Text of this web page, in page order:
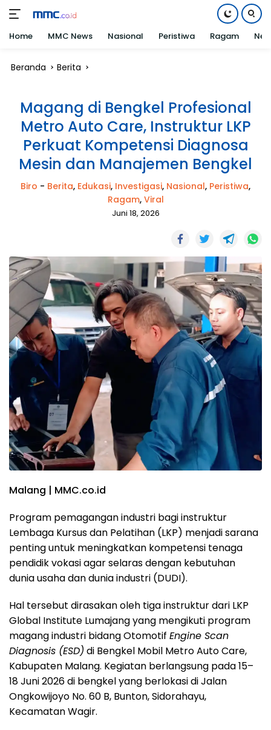
Home MMC News Nasional Peristiwa Ragam
Beranda Berita
Magang di Bengkel Profesional
Metro Auto Care, Instruktur LKP
Perkuat Kompetensi Diagnosa
Mesin dan Manajemen Bengkel
Biro - Berita, Edukasi, Investigasi, Nasional, Peristiwa,
Ragam, Viral
Juni 18, 2026
Malang | MMC.co.id
Program pemagangan industri bagi instruktur
Lembaga Kursus dan Pelatihan (LKP) menjadi sarana
penting untuk meningkatkan kompetensi tenaga
pendidik vokasi agar selaras dengan kebutuhan
dunia usaha dan dunia industri (DUDI).
Hal tersebut dirasakan oleh tiga instruktur dari LKP
Global Institute Lumajang yang mengikuti program
magang industri bidang Otomotif Engine Scan
Diagnosis (ESD) di Bengkel Mobil Metro Auto Care,
Kabupaten Malang. Kegiatan berlangsung pada 15–
18 Juni 2026 di bengkel yang berlokasi di Jalan
Ongkowijoyo No. 60 B, Bunton, Sidorahayu,
Kecamatan Wagir.